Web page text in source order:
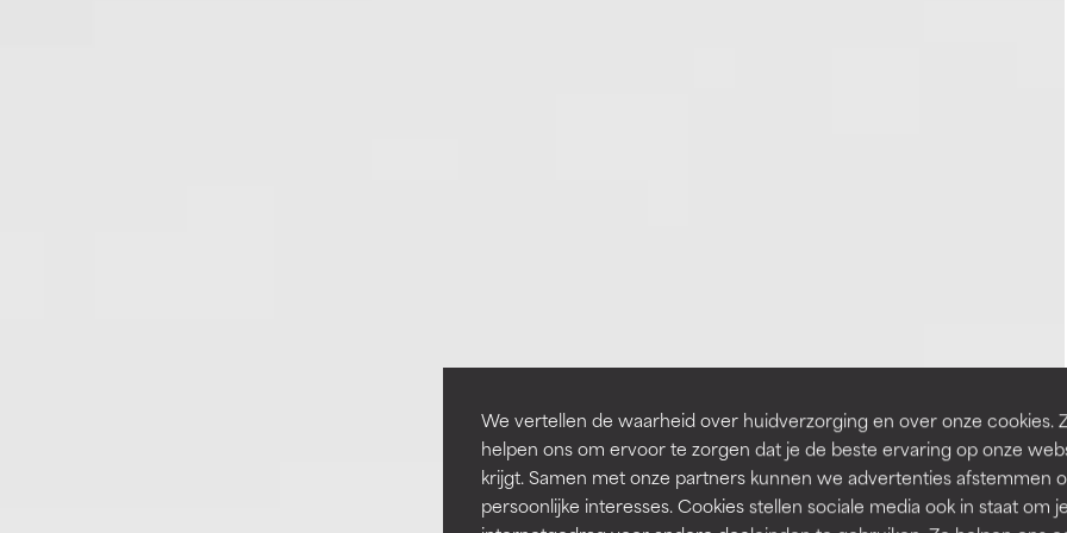
We vertellen de waarheid over huidverzorging en over onze cookies.
helpen ons om ervoor te zorgen dat je de beste ervaring op onze
krijgt. Samen met onze partners kunnen we advertenties afstemmen
persoonlijke interesses. Cookies stellen sociale media ook in staat om je